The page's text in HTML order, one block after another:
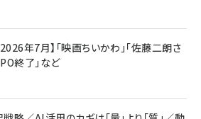
2026年7月】「映画ちいかわ」「佐藤二朗さ
終了」など